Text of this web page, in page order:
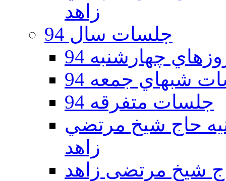
زاهد
جلسات سال 94
چهارشنبه 94
شبهاي جمعه 94
جلسات متفرقه 94
دوم 94 - حسينيه حاج شيخ مرتضي
زاهد